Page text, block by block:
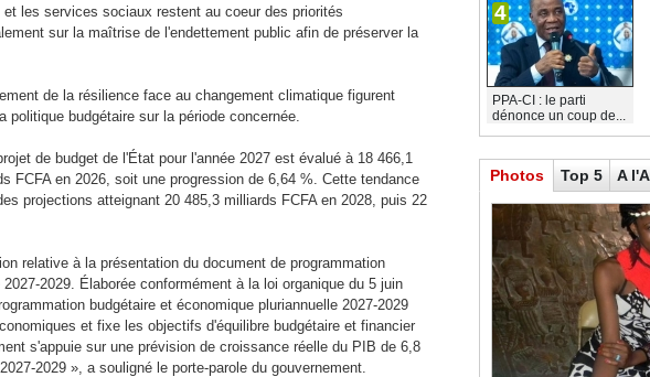
les services sociaux restent au coeur des priorités
sur la maîtrise de l'endettement public afin de préserver la
de la résilience face au changement climatique figurent
politique budgétaire sur la période concernée.
de budget de l'État pour l'année 2027 est évalué à 18 466,1
FCFA en 2026, soit une progression de 6,64 %. Cette tendance
projections atteignant 20 485,3 milliards FCFA en 2028, puis 22
relative à la présentation du document de programmation
2029. Élaborée conformément à la loi organique du 5 juin
budgétaire et économique pluriannuelle 2027-2029
et fixe les objectifs d'équilibre budgétaire et financier
s'appuie sur une prévision de croissance réelle du PIB de 6,8
2029 », a souligné le porte-parole du gouvernement.
4
PPA-CI : le parti
dénonce un coup de...
Photos Top 5 A